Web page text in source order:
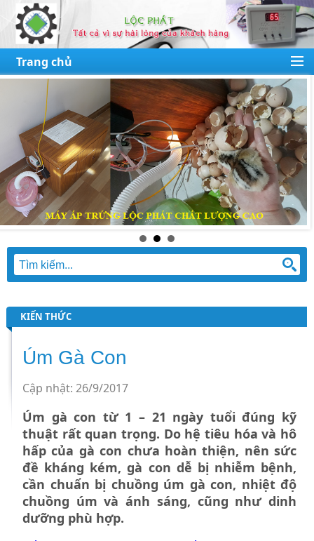
Trang chủ
KIẾN THỨC
Úm Gà Con
Cập nhật: 26/9/2017
Úm gà con từ 1 – 21 ngày tuổi đúng kỹ
thuật rất quan trọng. Do hệ tiêu hóa và hô
hấp của gà con chưa hoàn thiện, nên sức
đề kháng kém, gà con dễ bị nhiễm bệnh,
cần chuẩn bị chuồng úm gà con, nhiệt độ
chuồng úm và ánh sáng, cũng như dinh
dưỡng phù hợp.